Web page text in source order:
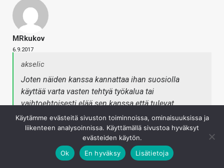
MRkukov
6.9.2017
akselic
Joten näiden kanssa kannattaa ihan suosiolla
käyttää varta vasten tehtyä työkalua tai
vaihtoehtoisesti elää sen kanssa että tulevat
käymään lämpöisinä.
Tai harkita vaihtoehtoja Intelille. Tuolla hinnalla pitäisi
saada aika paljon parempaa kuin purkka.
Käytämme evästeitä sivuston toiminnoissa, ominaisuuksissa ja
liikenteen analysoinnissa. Käyttämällä sivustoa hyväksyt
evästeiden käytön.
Ok
En hyväksy Lisätietoja